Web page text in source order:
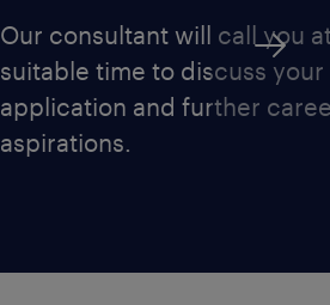
Our consultant will call you
suitable time to discuss your
application and further
aspirations.